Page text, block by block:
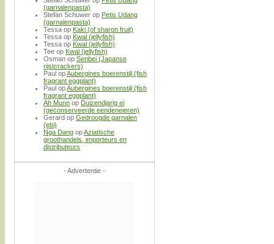
(garnalenpasta)
Stefan Schuwer op Petis Udang
(garnalenpasta)
Tessa op Kaki (of sharon fruit)
Tessa op Kwal (jellyfish)
Tessa op Kwal (jellyfish)
Tee op Kwal (jellyfish)
Osman op Senbei (Japanse
rijstcrackers)
Paul opAubergines boerenstijl (fish
fragrant eggplant)
Paul opAubergines boerenstijl (fish
fragrant eggplant)
Ah Munn op Duizendjarig ei
(geconserveerde eendeneieren)
Gerard op Gedroogde garnalen
(ebi)
Nga Dang opAziatische
groothandels, importeurs en
distributeurs
- Advertentie -